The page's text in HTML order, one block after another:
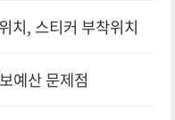
치, 스티커 부착위치
예산 문제점